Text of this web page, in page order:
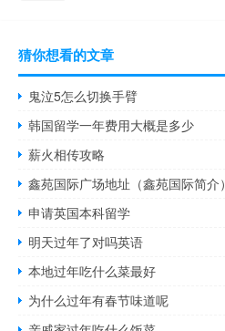
猜你想看的文章
鬼泣5怎么切换手臂
韩国留学一年费用大概是多少
薪火相传攻略
鑫苑国际广场地址（鑫苑国际简介）
申请英国本科留学
明天过年了对吗英语
本地过年吃什么菜最好
为什么过年有春节味道呢